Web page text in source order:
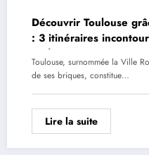
Découvrir Toulouse
: 3 itinéraires
end
Toulouse, surnommée la Ville
de ses briques, constitue…
Lire la suite